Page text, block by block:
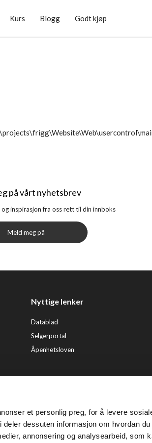
et personlig preg, for å levere
dessuten informasjon om hvordan
annonsering og analysearbeid, som
Kurs Blogg Godt kjøp
på vårt nyhetsbrev
og inspirasjon fra oss rett til din innboks
Meld meg på
Nyttige lenker
Datablad
Selgerportal
Åpenhetsloven
©